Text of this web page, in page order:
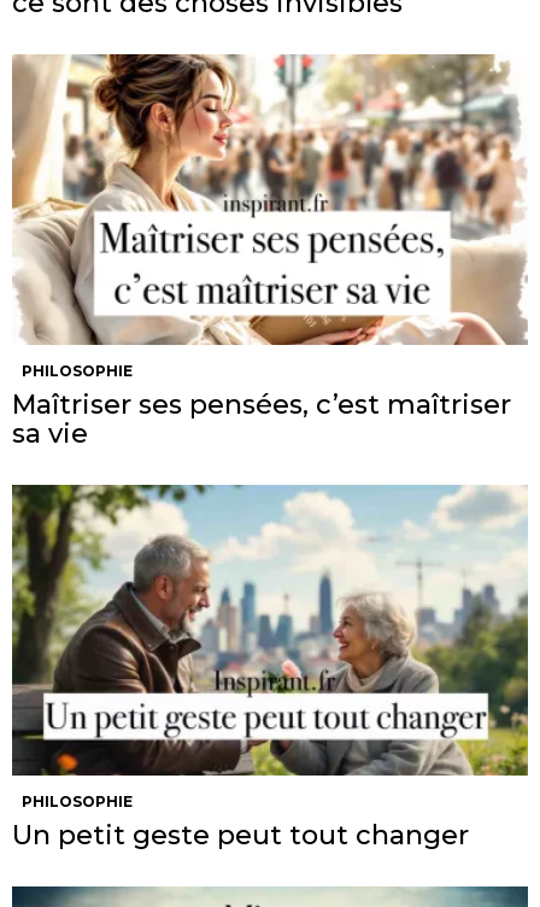
PHILOSOPHIE
Maîtriser ses pensées, c’est maîtriser
sa vie
PHILOSOPHIE
Un petit geste peut tout changer